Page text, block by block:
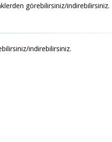
görebilirsiniz/indirebilirsiniz.
indirebilirsiniz.